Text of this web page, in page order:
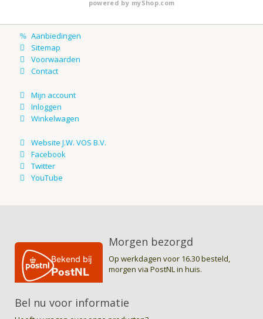
powered by myShop.com
Morgen bezorgd
Op werkdagen voor 16.30 besteld,
morgen via PostNL in huis.
Bel nu voor informatie